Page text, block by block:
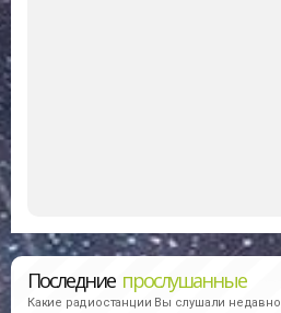
Последние прослушанные
Какие радиостанции Вы слушали недавно